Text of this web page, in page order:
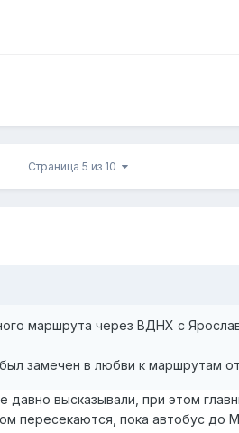
Страница 5 из 10
маршрута через ВДНХ с
замечен в любви к маршрутам
высказывали, при этом
пересекаются, пока автобус